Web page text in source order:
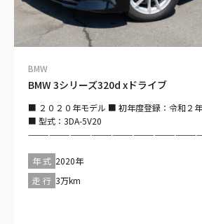
ロントフォグランプ・アルミホイール
付】 車検の取得にあたって必要な費用（自動
料など）が支払総額に含まれています。 車
まれています。
備工場を完備しておりますので、納車前にし
せて頂きます♪ また、ご購入後もお客様の大
塗装、修理に至るまで全力でサポート＆バッ
——————————————————————————–
保証 保証期間：3ヵ月 保証距離：5,000km
格に含まれています。詳細については、販売
整備させて頂きます♪ また、ご購入後もお
BMW
BMW 3シリーズ320d xドライブ
■ ２０２０年モデル ■ 初年度登録：令和２年
■ 型式：3DA-5V20
３００００ｋｍ■ 直列4気筒DOHC／ディーゼ
ｃｃ ■トランスミッション：フロアMTモード
190ps ■ 最大トルク/回転数：400（40.8）/
年 式 2020年
走 行 3万km